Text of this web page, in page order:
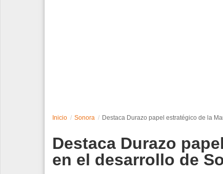
Inicio Sonora Destaca Durazo papel estratégico de la
Destaca Durazo
en el desarrollo de